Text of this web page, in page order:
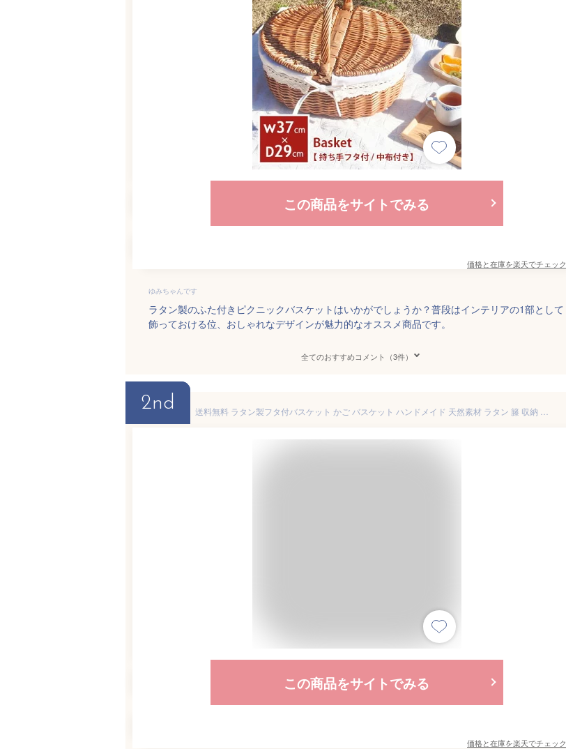
この商品をサイトでみる
価格と在庫を楽天でチェック
ゆみちゃんです
ラタン製のふた付きピクニックバスケットはいかがでしょうか？普段はインテリアの1部として
飾っておける位、おしゃれなデザインが魅力的なオススメ商品です。
全てのおすすめコメント（3件）
2nd
この商品をサイトでみる
価格と在庫を楽天でチェック